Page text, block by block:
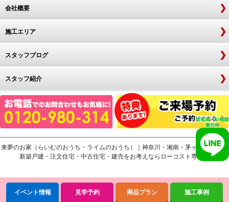
会社概要
施工エリア
スタッフブログ
スタッフ紹介
来夢のお家（らいむのおうち・ライムのおうち）｜神奈川・湘南・茅ヶ崎・寒川で
新築戸建・注文住宅・中古住宅・建売をお考えならローコスト専門店
イベント情報 見学予約 商品プラン 施工事例